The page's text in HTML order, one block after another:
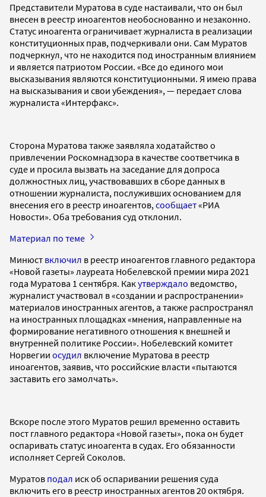
Представители Муратова в суде настаивали, что он был
внесен в реестр иноагентов необоснованно и незаконно.
Статус иноагента ограничивает журналиста в реализации
конституционных прав, подчеркивали они. Сам Муратов
подчеркнул, что не находится под иностранным влиянием
и является патриотом России. «Все до единого мои
высказывания являются конституционными. Я имею права
на высказывания и свои убеждения», — передает слова
журналиста «Интерфакс».
Сторона Муратова также заявляла ходатайство о
привлечении Роскомнадзора в качестве соответчика в
суде и просила вызвать на заседание для допроса
должностных лиц, участвовавших в сборе данных в
отношении журналиста, послуживших основанием для
внесения его в реестр иноагентов, сообщает«РИА
Новости». Оба требования суд отклонил.
Материал по теме
Минюст включил в реестр иноагентов главного редактора
«Новой газеты» лауреата Нобелевской премии мира 2021
года Муратова 1 сентября. Какутверждало ведомство,
журналист участвовал в «создании и распространении»
материалов иностранных агентов, а также распространял
на иностранных площадках «мнения, направленные на
формирование негативного отношения к внешней и
внутренней политике России». Нобелевский комитет
Норвегии осудил включение Муратова в реестр
иноагентов, заявив, что российские власти «пытаются
заставить его замолчать».
Вскоре после этого Муратов решил временно оставить
пост главного редактора «Новой газеты», пока он будет
оспаривать статус иноагента в судах. Его обязанности
исполняет Сергей Соколов.
Муратов подал иск об оспаривании решения суда
включить его в реестр иностранных агентов 20 октября.